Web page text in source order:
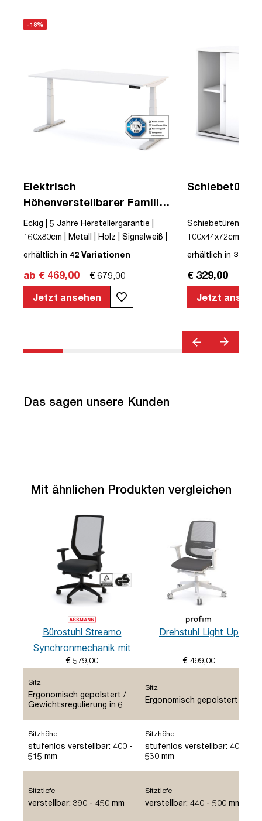
-18%
Elektrisch
Höhenverstellbarer Familien
Schreibtisch Pitino
Eckig | 5 Jahre Herstellergarantie |
160x80cm | Metall | Holz | Signalweiß |
Weiß | Schreibtisch | höhenverstellbar |
Signalweiß | TÜV© geprüfte Ergonomie
| TÜV© mobiles Arbeiten | Kollisions-
Schutz | Elektrisch höhenverstellbar |
erhältlich in 42 Variationen
ab € 469,00
€ 679,00
Jetzt ansehen
Schiebetüren |
100x44x72cm |
mit Griff |
mobiles Arbeiten |
erhältlich in 3
€ 329,00
Jetzt
Das sagen unsere Kunden
Mit ähnlichen Produkten vergleichen
Bürostuhl Streamo
Synchronmechanik mit
Netzrücken
€ 579,00
Sitz
Ergonomisch gepolstert /
Gewichtsregulierung in 6
Sitzhöhe
stufenlos verstellbar: 400 -
515 mm
Sitztiefe
verstellbar: 390 - 450 mm
Drehstuhl Light Up
€ 499,00
Sitz
Ergonomisch gepolstert
Sitzhöhe
stufenlos verstellbar: 400 -
530 mm
Sitztiefe
verstellbar: 440 - 500 mm